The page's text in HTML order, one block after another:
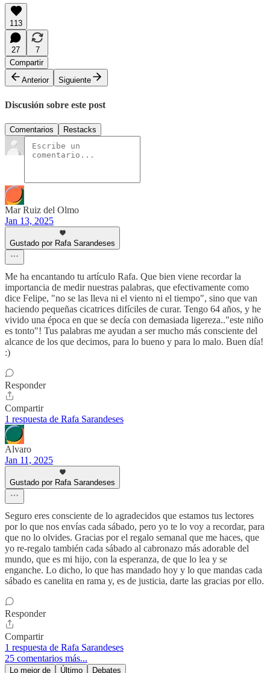
113
27
7
Compartir
Anterior
Siguiente
Discusión sobre este post
Comentarios Restacks
Mar Ruiz del Olmo
Jan 13, 2025
Gustado por Rafa Sarandeses
Me ha encantando tu artículo Rafa. Que bien viene recordar la
importancia de medir nuestras palabras, que efectivamente como
dice Felipe, "no se las lleva ni el viento ni el tiempo", sino que van
haciendo pequeñas cicatrices difíciles de curar. Tengo 64 años, y he
vivido una época en que se decía con demasiada ligereza.."este niño
es tonto"! Tus palabras me ayudan a ser mucho más consciente del
alcance de los que decimos, para lo bueno y para lo malo. Buen día!
:)
Responder
Compartir
1 respuesta de Rafa Sarandeses
Alvaro
Jan 11, 2025
Gustado por Rafa Sarandeses
Seguro eres consciente de lo agradecidos que estamos tus lectores
por lo que nos envías cada sábado, pero yo te lo voy a recordar, para
que no lo olvides. Gracias por el regalo semanal que me haces, que
yo re-regalo también cada sábado al cabronazo más adorable del
mundo, que es mi hijo, con la esperanza, de que lo lea y se
enganche. Lo dicho, lo que has mandado hoy y lo que mandas cada
sábado es canelita en rama y, es de justicia, darte las gracias por ello.
Responder
Compartir
1 respuesta de Rafa Sarandeses
25 comentarios más...
Lo mejor de Último Debates